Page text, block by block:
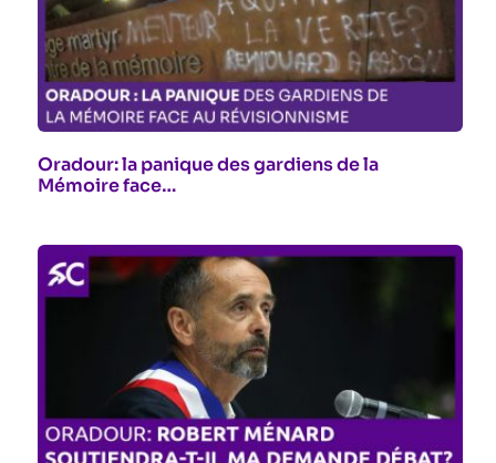
Oradour: la panique des gardiens de la
Mémoire face…